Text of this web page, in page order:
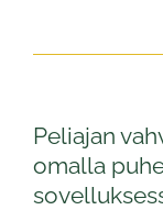
Peliajan
omalla